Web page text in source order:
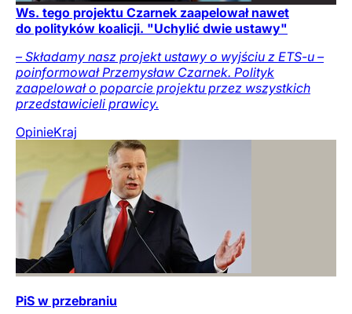
Ws. tego projektu Czarnek zaapelował nawet
do polityków koalicji. "Uchylić dwie ustawy"
– Składamy nasz projekt ustawy o wyjściu z ETS-u –
poinformował Przemysław Czarnek. Polityk
zaapelował o poparcie projektu przez wszystkich
przedstawicieli prawicy.
OpinieKraj
PiS w przebraniu